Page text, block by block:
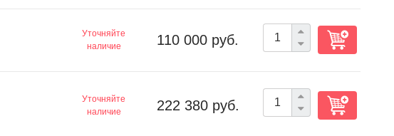
Уточняйте
наличие
110 000 руб.
Уточняйте
наличие
222 380 руб.